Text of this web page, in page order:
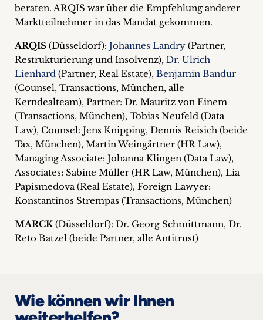
beraten. ARQIS war über die Empfehlung anderer
Marktteilnehmer in das Mandat gekommen.
ARQIS (Düsseldorf): Johannes Landry (Partner,
Restrukturierung und Insolvenz), Dr. Ulrich
Lienhard (Partner, Real Estate), Benjamin Bandur
(Counsel, Transactions, München, alle
Kerndealteam), Partner: Dr. Mauritz von Einem
(Transactions, München), Tobias Neufeld (Data
Law), Counsel: Jens Knipping, Dennis Reisich (beide
Tax, München), Martin Weingärtner (HR Law),
Managing Associate: Johanna Klingen (Data Law),
Associates: Sabine Müller (HR Law, München), Lia
Papismedova (Real Estate), Foreign Lawyer:
Konstantinos Strempas (Transactions, München)
MARCK(Düsseldorf): Dr. Georg Schmittmann, Dr.
Reto Batzel (beide Partner, alle Antitrust)
Wie können wir Ihnen